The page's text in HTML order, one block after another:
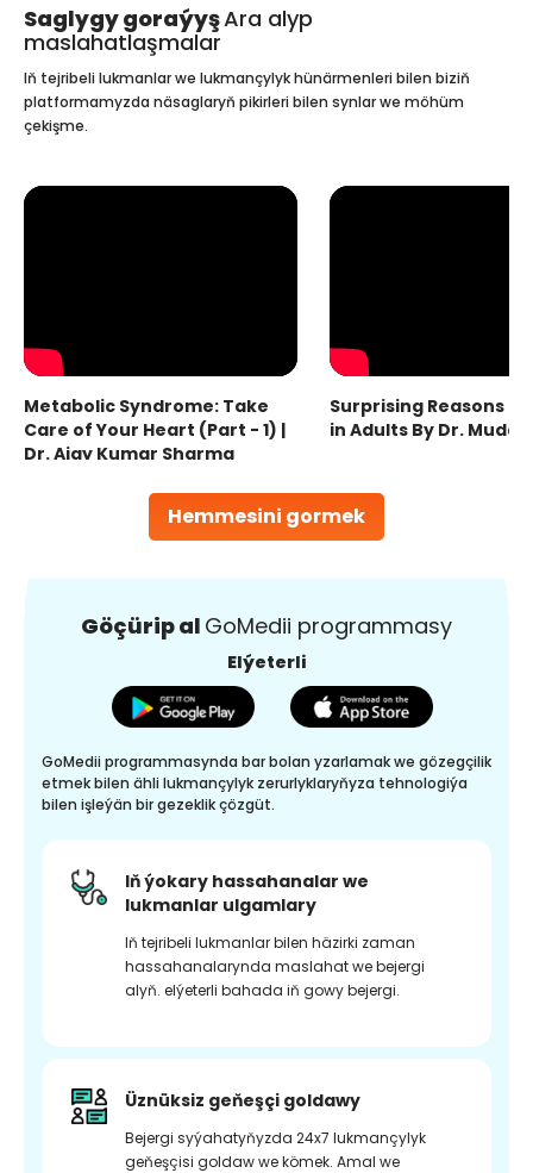
Saglygy goraýyşAra alyp
maslahatlaşmalar
Hemmesini gormek
Iň tejribeli lukmanlar we lukmançylyk hünärmenleri bilen biziň
platformamyzda näsaglaryň pikirleri bilen synlar we möhüm
çekişme.
Metabolic Syndrome: Take
Care of Your Heart (Part - 1) |
Dr. Ajay Kumar Sharma
Surprising Reasons
in Adults By Dr.
Göçürip al GoMedii programmasy
Elýeterli
GoMedii programmasynda bar bolan yzarlamak we gözegçilik
etmek bilen ähli lukmançylyk zerurlyklaryňyza tehnologiýa
bilen işleýän bir gezeklik çözgüt.
Iň ýokary hassahanalar we
lukmanlar ulgamlary
Iň tejribeli lukmanlar bilen häzirki zaman
hassahanalarynda maslahat we bejergi
alyň. elýeterli bahada iň gowy bejergi.
Üznüksiz geňeşçi goldawy
Bejergi syýahatyňyzda 24x7 lukmançylyk
geňeşçisi goldaw we kömek. Amal we